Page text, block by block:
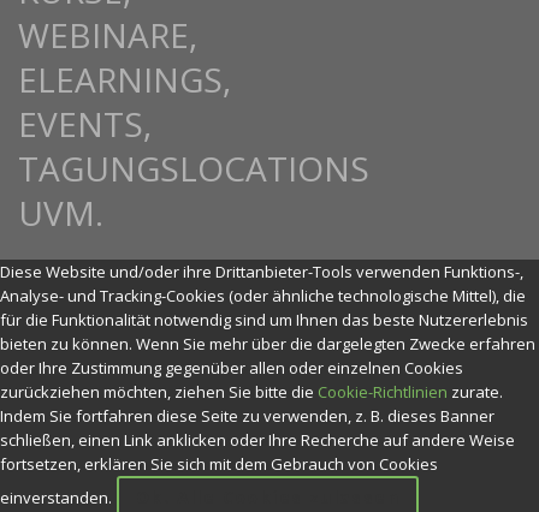
Diese Website und/oder ihre Drittanbieter-Tools verwenden Funktions-,
Analyse- und Tracking-Cookies (oder ähnliche technologische Mittel), die
für die Funktionalität notwendig sind um Ihnen das beste Nutzererlebnis
bieten zu können. Wenn Sie mehr über die dargelegten Zwecke erfahren
oder Ihre Zustimmung gegenüber allen oder einzelnen Cookies
zurückziehen möchten, ziehen Sie bitte die Cookie-Richtlinien zurate.
Indem Sie fortfahren diese Seite zu verwenden, z. B. dieses Banner
schließen, einen Link anklicken oder Ihre Recherche auf andere Weise
fortsetzen, erklären Sie sich mit dem Gebrauch von Cookies
einverstanden.